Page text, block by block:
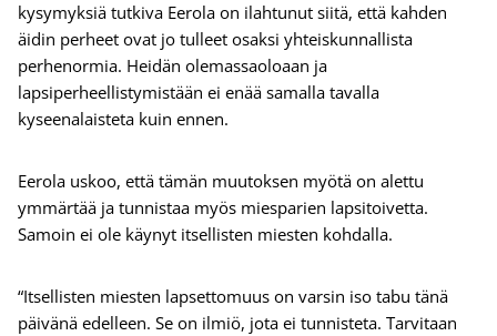
kysymyksiä tutkiva Eerola on ilahtunut siitä, että kahden
äidin perheet ovat jo tulleet osaksi yhteiskunnallista
perhenormia. Heidän olemassaoloaan ja
lapsiperheellistymistään ei enää samalla tavalla
kyseenalaisteta kuin ennen.
Eerola uskoo, että tämän muutoksen myötä on alettu
ymmärtää ja tunnistaa myös miesparien lapsitoivetta.
Samoin ei ole käynyt itsellisten miesten kohdalla.
“Itsellisten miesten lapsettomuus on varsin iso tabu tänä
päivänä edelleen. Se on ilmiö, jota ei tunnisteta. Tarvitaan